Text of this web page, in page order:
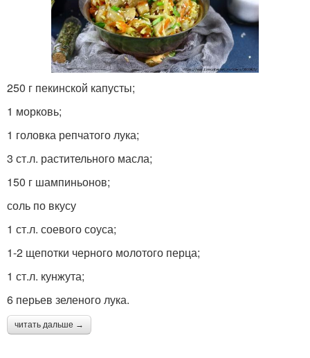
250 г пекинской капусты;
1 морковь;
1 головка репчатого лука;
3 ст.л. растительного масла;
150 г шампиньонов;
соль по вкусу
1 ст.л. соевого соуса;
1-2 щепотки черного молотого перца;
1 ст.л. кунжута;
6 перьев зеленого лука.
читать дальше →